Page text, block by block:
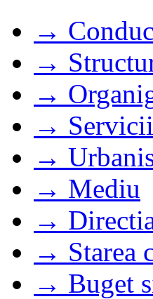
→
→
→
→
→
→ Mediu
→
→ Starea
→ Buget